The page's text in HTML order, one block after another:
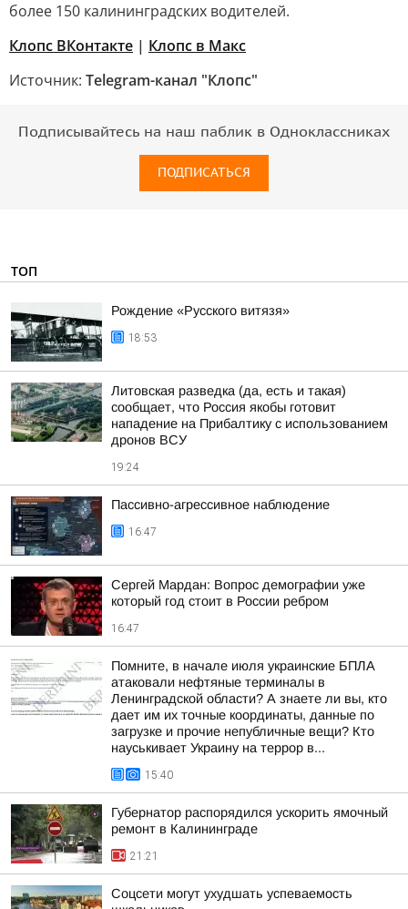
более 150 калининградских водителей.
Клопс ВКонтакте | Клопс в Mакс
Источник: Telegram-канал "Клопс"
Подписывайтесь на наш паблик в Одноклассниках
ПОДПИСАТЬСЯ
ТОП
Рождение «Русского витязя»
18:53
Литовская разведка (да, есть и такая)
сообщает, что Россия якобы готовит
нападение на Прибалтику с использованием
дронов ВСУ
19:24
Пассивно-агрессивное наблюдение
16:47
Сергей Мардан: Вопрос демографии уже
который год стоит в России ребром
16:47
Помните, в начале июля украинские БПЛА
атаковали нефтяные терминалы в
Ленинградской области? А знаете ли вы, кто
дает им их точные координаты, данные по
загрузке и прочие непубличные вещи? Кто
науськивает Украину на террор в...
15:40
Губернатор распорядился ускорить ямочный
ремонт в Калининграде
21:21
Соцсети могут ухудшать успеваемость